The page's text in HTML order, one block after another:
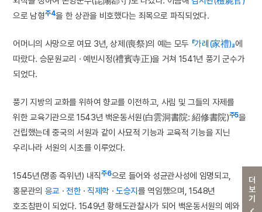
더보기
으로 남형주4을 한 상관을 비호했다는 죄목으로 파직되었다.
어머니의 사망으로 여묘 3년, 상제(喪祭)의 예는 모두 『가례(家禮)』에
따랐다. 승문원교리 · 예빈시정(禮賓寺正)을 거쳐 1541년 풍기 군수가
되었다.
풍기 지방의 교화를 위하여 향교를 이전하고, 사림 및 그들의 자제를
위한 교육기관으로 1543년 백운동서원(白雲洞書院: 紹修書院)주5을
건립했는데 중국의 서원과 같이 사묘적 기능과 교육적 기능을 지닌
우리나라 서원의 시초를 이루었다.
1545년(명종 즉위년) 내직주6으로 들어와 성균관사성에 임명되고,
홍문관의 응교 · 전한 · 직제학 · 도승지를 역임했으며, 1548년
호조참판이 되었다. 1549년 황해도관찰사가 되어 백운동서원의 예와